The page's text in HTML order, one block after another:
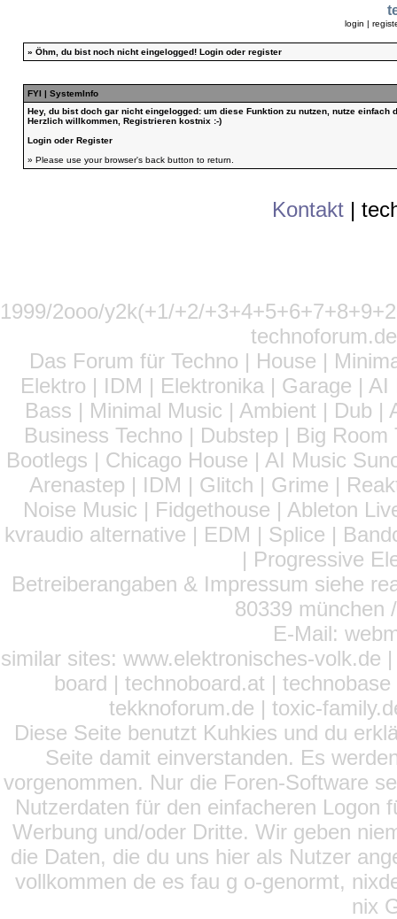
login |
» Öhm, du bist noch nicht eingelogged! Loginoder register
FYI | SystemInfo
Hey, du bist doch gar nicht eingelogged: um diese Funktion zu nutzen, nutze
Herzlich willkommen, Registrieren kostnix :-)
Loginoder Register
» Please use your browser's back button to return.
Kontakt |
1999/2ooo/y2k(+1/+2/
Das Forum für Techno | House |
Elektro | IDM | Elektronika | Garage |
Bass | Minimal Music | Ambient | Dub
Business Techno | Dubstep | Big
Bootlegs | Chicago House | AI Music
Arenastep | IDM | Glitch | Grime |
Noise Music | Fidgethouse | Ableton
kvraudio alternative | EDM | Splice |
| Progressive
Betreiberangaben & Impressum siehe
80339 münchen
E-Mail:
similar sites: www.elektronisches-volk.de
board | technoboard.at |
tekknoforum.de | toxic-
Diese Seite benutzt Kuhkies und du
Seite damit einverstanden. Es
vorgenommen. Nur die Foren-Software
Nutzerdaten für den einfacheren Logon
Werbung und/oder Dritte. Wir geben
die Daten, die du uns hier als Nutzer
vollkommen de es fau g o-genormt,
nix